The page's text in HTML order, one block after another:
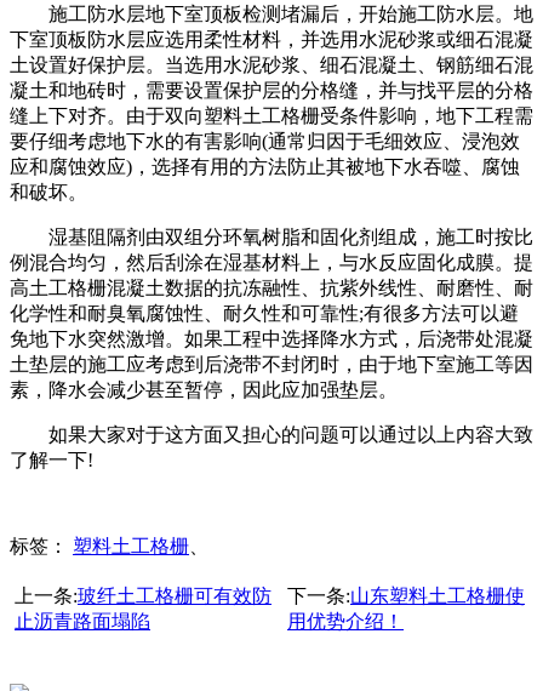
施工防水层地下室顶板检测堵漏后，开始施工防水层。地
下室顶板防水层应选用柔性材料，并选用水泥砂浆或细石混凝
土设置好保护层。当选用水泥砂浆、细石混凝土、钢筋细石混
凝土和地砖时，需要设置保护层的分格缝，并与找平层的分格
缝上下对齐。由于双向塑料土工格栅受条件影响，地下工程需
要仔细考虑地下水的有害影响(通常归因于毛细效应、浸泡效
应和腐蚀效应)，选择有用的方法防止其被地下水吞噬、腐蚀
和破坏。
湿基阻隔剂由双组分环氧树脂和固化剂组成，施工时按比
例混合均匀，然后刮涂在湿基材料上，与水反应固化成膜。提
高土工格栅混凝土数据的抗冻融性、抗紫外线性、耐磨性、耐
化学性和耐臭氧腐蚀性、耐久性和可靠性;有很多方法可以避
免地下水突然激增。如果工程中选择降水方式，后浇带处混凝
土垫层的施工应考虑到后浇带不封闭时，由于地下室施工等因
素，降水会减少甚至暂停，因此应加强垫层。
如果大家对于这方面又担心的问题可以通过以上内容大致
了解一下!
标签： 塑料土工格栅
上一条:玻纤土工格栅可有效防
止沥青路面塌陷
下一条:山东塑料土工格栅使
用优势介绍！